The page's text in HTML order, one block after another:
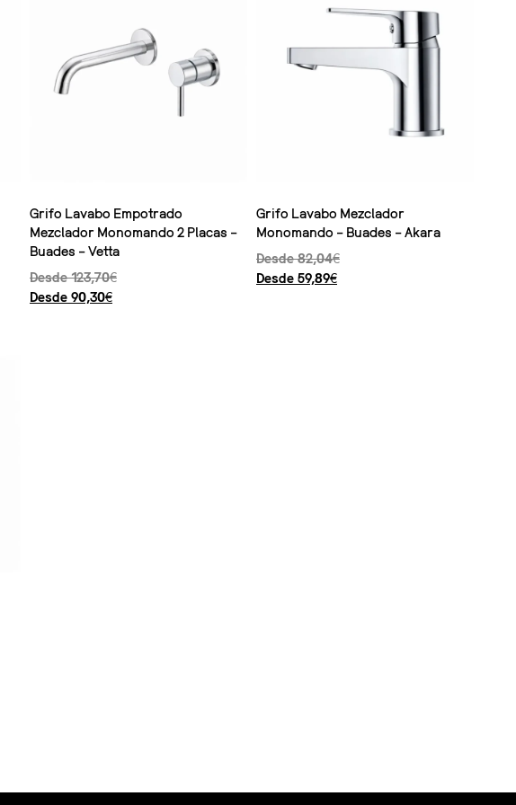
Grifo Lavabo Empotrado
Mezclador Monomando 2 Placas –
Buades – Vetta
Desde123,70€
Desde 90,30€
Grifo Lavabo Mezclador
Monomando – Buades – Akara
Desde82,04€
Desde 59,89€